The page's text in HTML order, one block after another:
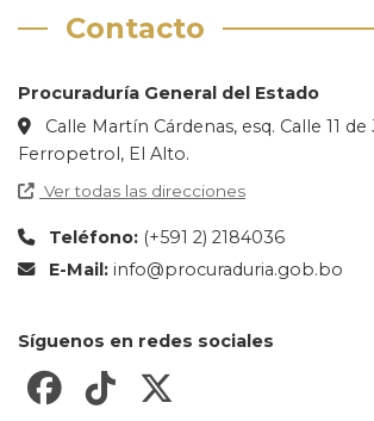
Contacto
Procuraduría General del Estado
Calle Martín Cárdenas, esq. Calle 11
Ferropetrol, El Alto.
Ver todas las direcciones
Teléfono: (+591 2) 2184036
E-Mail: info@procuraduria.gob.bo
Síguenos en redes sociales